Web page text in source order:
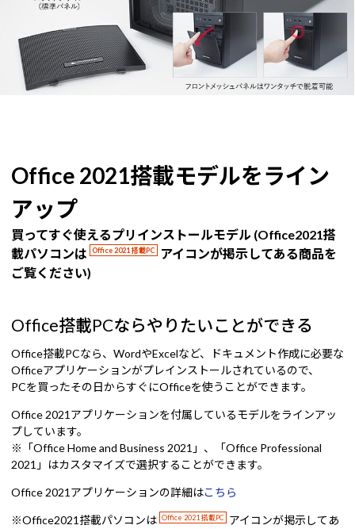
Office 2021搭載モデルをライン
アップ
買ってすぐ使えるプリインストールモデル (Office2021搭
載パソコンは
Office 2021 搭載PC
アイコンが掲示してある商品を
ご覧ください)
Office搭載PCならやりたいことができる
Office搭載PCなら、WordやExcelなど、ドキュメント作成に必要な
Officeアプリケーションがプレインストールされているので、
PCを買ったその日からすぐにOfficeを使うことができます。
Office 2021アプリケーションを付属しているモデルをラインアッ
プしています。
※「Office Home and Business 2021」、「Office Professional
2021」はカスタマイズで選択することができます。
Office 2021アプリケーションの詳細はこちら
※Office2021搭載パソコンは Office 2021 搭載PC
アイコンが掲示してあ